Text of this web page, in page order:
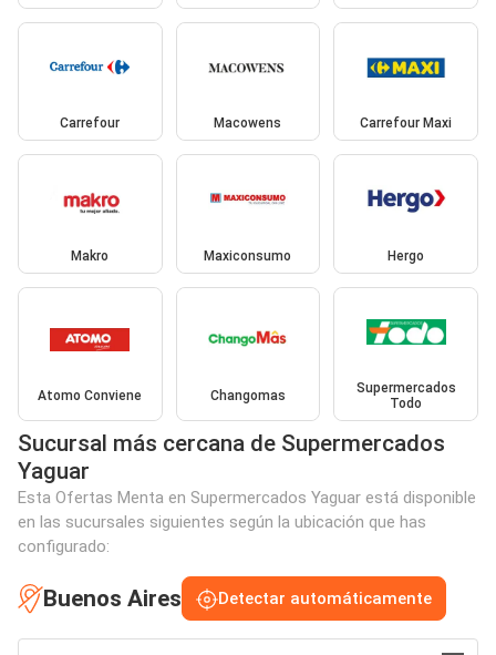
Carrefour Macowens Carrefour Maxi
Makro Maxiconsumo Hergo
Atomo Conviene Changomas
Supermercados
Todo
Sucursal más cercana de Supermercados
Yaguar
Esta Ofertas Menta en Supermercados Yaguar está disponible
en las sucursales siguientes según la ubicación que has
configurado:
Buenos Aires Detectar automáticamente